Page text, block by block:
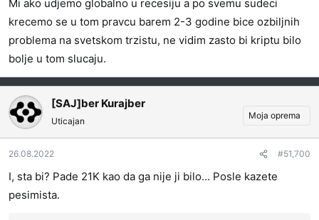
Mi ako udjemo globalno u recesiju a po svemu sudeci
krecemo se u tom pravcu barem 2-3 godine bice ozbiljnih
problema na svetskom trzistu, ne vidim zasto bi kriptu bilo
bolje u tom slucaju.
[SAJ]ber Kurajber
Uticajan
Moja oprema
26.08.2022 #51,700
I, sta bi? Pade 21K kao da ga nije ji bilo... Posle kazete
pesimista.